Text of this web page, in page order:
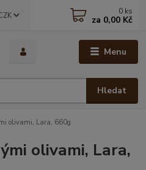
Menu
Hledat
0 ks
za 0,00 Kč
olivami, Lara, 660g
olivami, Lara,